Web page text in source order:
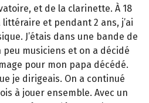
et de la clarinette. À 18
et pendant 2 ans, j’ai
J’étais dans une bande de
musiciens et on a décidé
pour mon papa décédé.
je dirigeais. On a continué
à jouer ensemble. Avec un